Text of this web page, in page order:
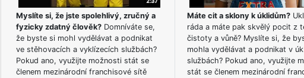
Myslíte si, že jste spolehlivý, zručný a
fyzicky zdatný člověk?Domníváte se,
že byste si mohl vydělávat a podnikat
ve stěhovacích a vyklízecích službách?
Pokud ano, využijte možnosti stát se
členem mezinárodní franchisové sítě
Máte cit a sklony k úklidům?
ráda a máte pak skvělý pocit z
čistoty a vůně? Myslíte si, že
mohla vydělávat a podnikat v
službách? Pokud ano, využijte
stát se členem mezinárodní